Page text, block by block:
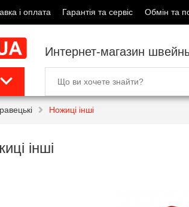
і оплата Гарантія та сервіс Обмін та
Интернет-магазин
Ножиці інші
інші